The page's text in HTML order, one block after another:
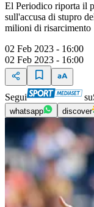
El Periodico riporta il
sull'accusa di stupro
milioni di risarcimento
02 Feb 2023 - 16:00
02 Feb 2023 - 16:00
Segui su
whatsapp discover